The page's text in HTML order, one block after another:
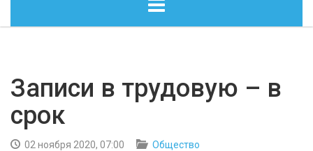
ОБЩЕСТВО
ЭКОНОМИКА
КУЛЬТУРА
Записи в трудовую – в
срок
02 ноября 2020, 07:00
Общество